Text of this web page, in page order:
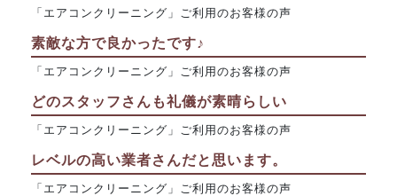
「エアコンクリーニング」ご利用のお客様の声
素敵な方で良かったです♪
「エアコンクリーニング」ご利用のお客様の声
どのスタッフさんも礼儀が素晴らしい
「エアコンクリーニング」ご利用のお客様の声
レベルの高い業者さんだと思います。
「エアコンクリーニング」ご利用のお客様の声